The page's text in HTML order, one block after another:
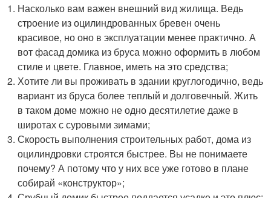
Насколько вам важен внешний вид жилища. Ведь
строение из оцилиндрованных бревен очень
красивое, но оно в эксплуатации менее практично. А
вот фасад домика из бруса можно оформить в любом
стиле и цвете. Главное, иметь на это средства;
Хотите ли вы проживать в здании круглогодично, ведь
вариант из бруса более теплый и долговечный. Жить
в таком доме можно не одно десятилетие даже в
широтах с суровыми зимами;
Скорость выполнения строительных работ, дома из
оцилиндровки строятся быстрее. Вы не понимаете
почему? А потому что у них все уже готово в плане
собирай «конструктор»;